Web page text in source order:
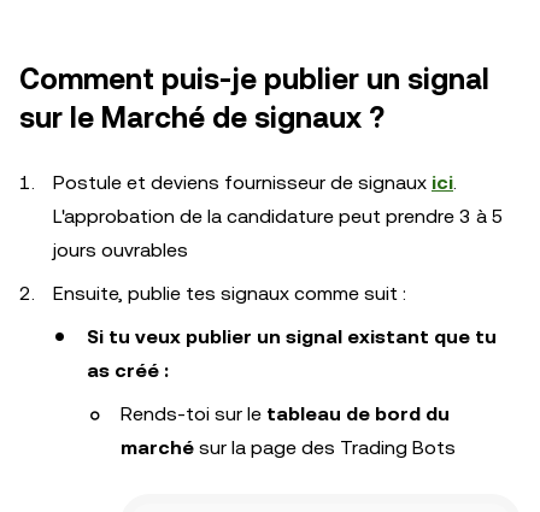
Comment puis-je publier un signal
sur le Marché de signaux ?
Postule et deviens fournisseur de signaux ici.
L'approbation de la candidature peut prendre 3 à 5
jours ouvrables
Ensuite, publie tes signaux comme suit :
Si tu veux publier un signal existant que tu
as créé :
Rends-toi sur le tableau de bord du
marché sur la page des Trading Bots